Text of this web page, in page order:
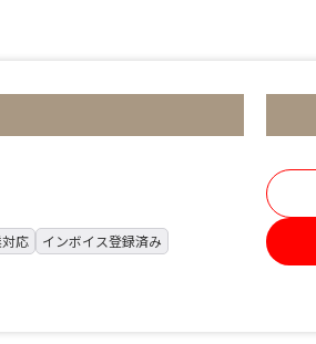
応 インボイス登録済み